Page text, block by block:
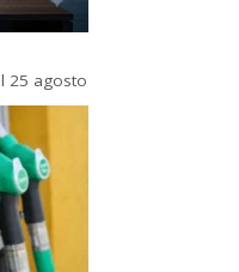
25 agosto